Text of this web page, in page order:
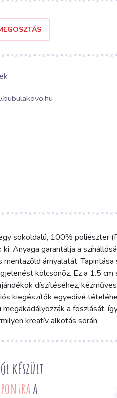
sokoldalú, 100% poliészter
Anyaga garantálja a
mentazöld árnyalatát.
kölcsönöz. Ez a 1.5 cm
díszítéséhez,
kiegészítők egyedivé
a foszlását,
kreatív alkotás során.
készült
a